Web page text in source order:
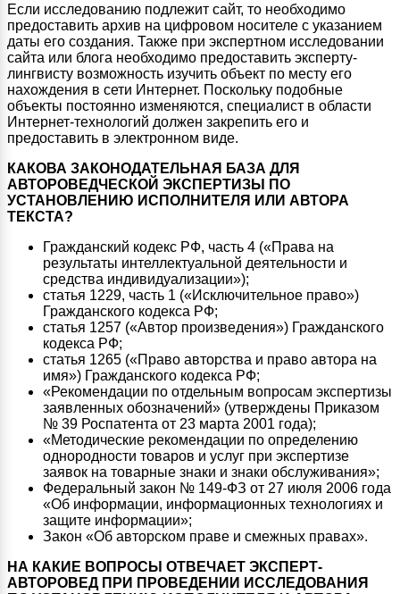
Если исследованию подлежит сайт, то необходимо
предоставить архив на цифровом носителе с указанием
даты его создания. Также при экспертном исследовании
сайта или блога необходимо предоставить эксперту-
лингвисту возможность изучить объект по месту его
нахождения в сети Интернет. Поскольку подобные
объекты постоянно изменяются, специалист в области
Интернет-технологий должен закрепить его и
предоставить в электронном виде.
КАКОВА ЗАКОНОДАТЕЛЬНАЯ БАЗА ДЛЯ
АВТОРОВЕДЧЕСКОЙ ЭКСПЕРТИЗЫ ПО
УСТАНОВЛЕНИЮ ИСПОЛНИТЕЛЯ ИЛИ АВТОРА
ТЕКСТА?
Гражданский кодекс РФ, часть 4 («Права на
результаты интеллектуальной деятельности и
средства индивидуализации»);
статья 1229, часть 1 («Исключительное право»)
Гражданского кодекса РФ;
статья 1257 («Автор произведения») Гражданского
кодекса РФ;
статья 1265 («Право авторства и право автора на
имя») Гражданского кодекса РФ;
«Рекомендации по отдельным вопросам экспертизы
заявленных обозначений» (утверждены Приказом
№ 39 Роспатента от 23 марта 2001 года);
«Методические рекомендации по определению
однородности товаров и услуг при экспертизе
заявок на товарные знаки и знаки обслуживания»;
Федеральный закон № 149-ФЗ от 27 июля 2006 года
«Об информации, информационных технологиях и
защите информации»;
Закон «Об авторском праве и смежных правах».
НА КАКИЕ ВОПРОСЫ ОТВЕЧАЕТ ЭКСПЕРТ-
АВТОРОВЕД ПРИ ПРОВЕДЕНИИ ИССЛЕДОВАНИЯ